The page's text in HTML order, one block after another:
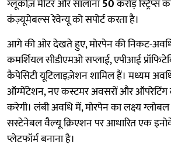
ग्लूकोज़ मीटर और सालाना50करोड़ स्ट्रिप्स
कंज़्यूमेबल्स रेवेन्यू को सपोर्ट करता है।
आगे की ओर देखते हुए, मोरपेन की निकट-
कमर्शियल सीडीएमओ सप्लाई, एपीआई
कैपेसिटी यूटिलाइज़ेशन शामिल हैं। मध्यम
ऑग्मेंटेशन, नए कस्टमर अवसरों और
करेगी। लंबी अवधि में, मोरपेन का लक्ष्य
सस्टेनेबल वैल्यू क्रिएशन पर आधारित एक
प्लेटफॉर्म बनाना है।